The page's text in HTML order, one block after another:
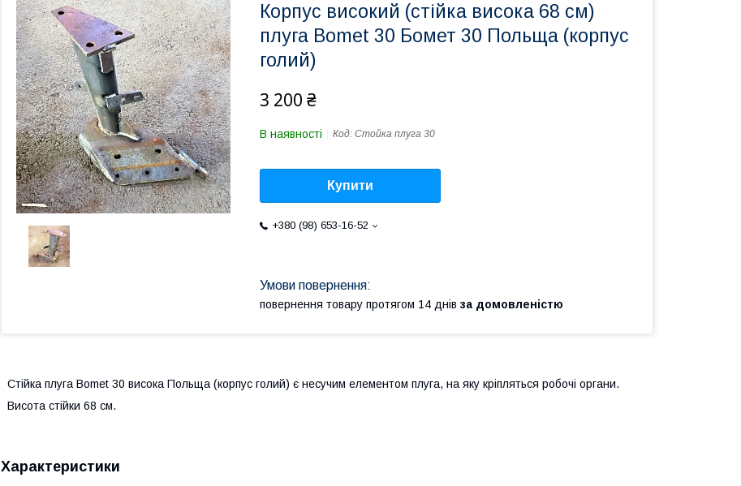
Корпус високий (стійка висока 68 см)
плуга Bomet 30 Бомет 30 Польща (корпус
голий)
3 200 ₴
В наявності Код: Стойка плуга 30
Купити
+380 (98) 653-16-52
повернення товару протягом 14 днів за домовленістю
Стійка плуга Bomet 30 висока Польща (корпус голий) є несучим елементом плуга, на яку кріпляться робочі органи.
Висота стійки 68 см.
Характеристики